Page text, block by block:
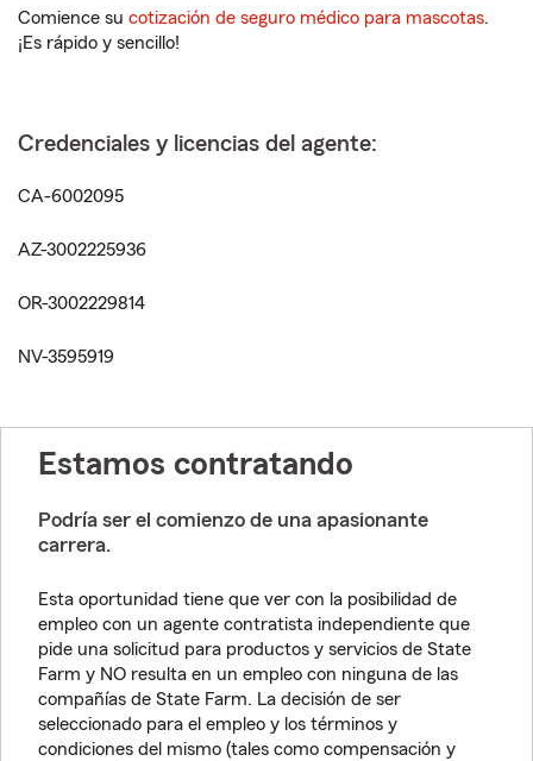
Comience su cotización de seguro médico para mascotas.
¡Es rápido y sencillo!
Credenciales y licencias del agente:
CA-6002095
AZ-3002225936
OR-3002229814
NV-3595919
Estamos contratando
Podría ser el comienzo de una apasionante
carrera.
Esta oportunidad tiene que ver con la posibilidad de
empleo con un agente contratista independiente que
pide una solicitud para productos y servicios de State
Farm y NO resulta en un empleo con ninguna de las
compañías de State Farm. La decisión de ser
seleccionado para el empleo y los términos y
condiciones del mismo (tales como compensación y